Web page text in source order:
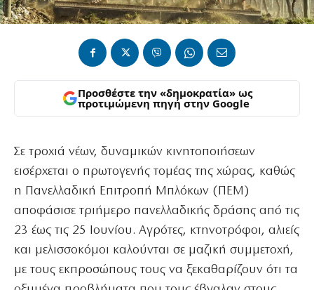
Προσθέστε την «δημοκρατία» ως
προτιμώμενη πηγή στην Google
Σε τροχιά νέων, δυναμικών κινητοποιήσεων
εισέρχεται ο πρωτογενής τομέας της χώρας, καθώς
η Πανελλαδική Επιτροπή Μπλόκων (ΠΕΜ)
αποφάσισε τριήμερο πανελλαδικής δράσης από τις
23 έως τις 25 Ιουνίου. Αγρότες, κτηνοτρόφοι, αλιείς
και μελισσοκόμοι καλούνται σε μαζική συμμετοχή,
με τους εκπροσώπους τους να ξεκαθαρίζουν ότι τα